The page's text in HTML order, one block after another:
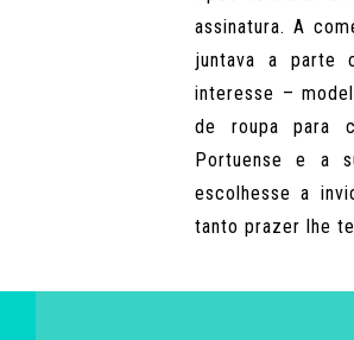
assinatura. A
juntava a parte
interesse –
de roupa para
Portuense e a
escolhesse a
tanto prazer lhe